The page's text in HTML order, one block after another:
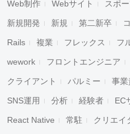
Web制作 Webサイト スポ
新規開発 新規 第二新卒
Rails 複業 フレックス フ
wework フロントエンジニア
クライアント パルミー 事業
SNS運用 分析 経験者 EC
React Native 常駐 クリエイ